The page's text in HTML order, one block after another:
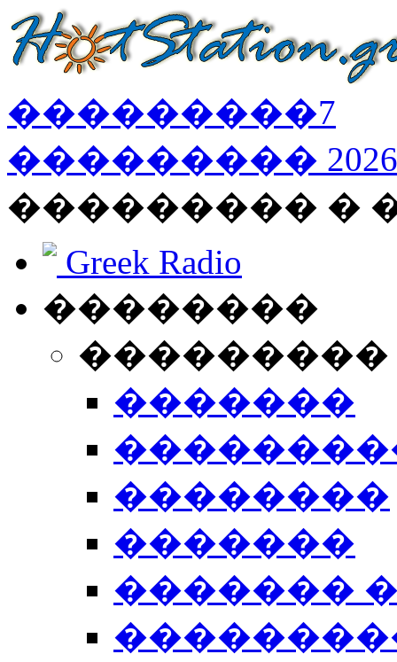
���������7
��������� 2026
��������� �
Greek Radio
��������
�������
��������
�������
�������